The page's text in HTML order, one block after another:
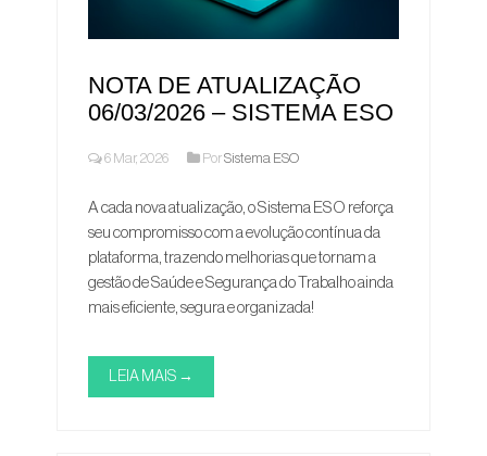
NOTA DE ATUALIZAÇÃO
06/03/2026 – SISTEMA ESO
6 Mar, 2026 PorSistema ESO
A cada nova atualização, o Sistema ESO reforça
seu compromisso com a evolução contínua da
plataforma, trazendo melhorias que tornam a
gestão de Saúde e Segurança do Trabalho ainda
mais eficiente, segura e organizada!
LEIA MAIS →